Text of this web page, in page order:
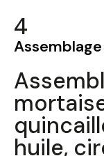
4
huile,